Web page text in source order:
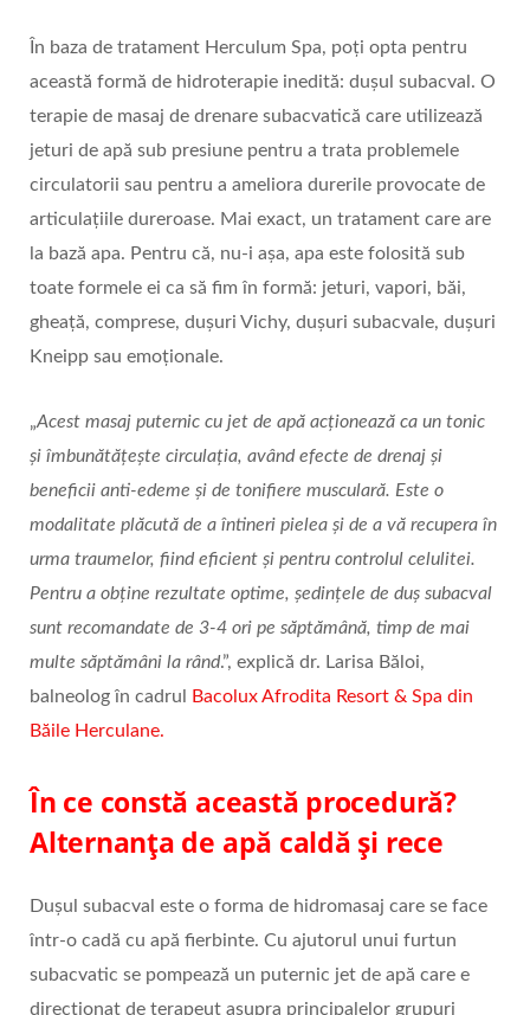
În baza de tratament Herculum Spa, poți opta pentru
această formă de hidroterapie inedită: dușul subacval. O
terapie de masaj de drenare subacvatică care utilizează
jeturi de apă sub presiune pentru a trata problemele
circulatorii sau pentru a ameliora durerile provocate de
articulațiile dureroase. Mai exact, un tratament care are
la bază apa. Pentru că, nu-i așa, apa este folosită sub
toate formele ei ca să fim în formă: jeturi, vapori, băi,
gheață, comprese, dușuri Vichy, dușuri subacvale, dușuri
Kneipp sau emoționale.
„Acest masaj puternic cu jet de apă acționează ca un tonic
și îmbunătățește circulația, având efecte de drenaj și
beneficii anti-edeme și de tonifiere musculară. Este o
modalitate plăcută de a întineri pielea și de a vă recupera în
urma traumelor, fiind eficient și pentru controlul celulitei.
Pentru a obține rezultate optime, ședințele de duș subacval
sunt recomandate de 3-4 ori pe săptămână, timp de mai
multe săptămâni la rând.”, explică dr. Larisa Băloi,
balneolog în cadrul
Bacolux Afrodita Resort & Spa din
Băile Herculane.
În ce constă această procedură?
Alternanța de apă caldă și rece
Dușul subacval este o forma de hidromasaj care se face
într-o cadă cu apă fierbinte. Cu ajutorul unui furtun
subacvatic se pompează un puternic jet de apă care e
direcționat de terapeut asupra principalelor grupuri